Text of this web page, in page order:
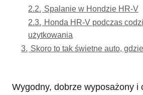
2.2. Spalanie w Hondzie HR-V
2.3. Honda HR-V podczas
użytkowania
3. Skoro to tak świetne auto,
Wygodny, dobrze wyposażony i